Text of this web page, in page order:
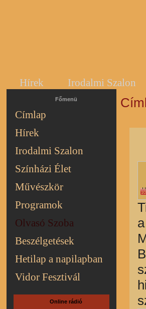
Hírek Irodalmi Szalon
Főmenü
Címlap
Hírek
Irodalmi Szalon
Színházi Élet
Művészkör
Programok
Olvasó Szoba
Beszélgetések
Hetilap a napilapban
Vidor Fesztivál
Online rádió